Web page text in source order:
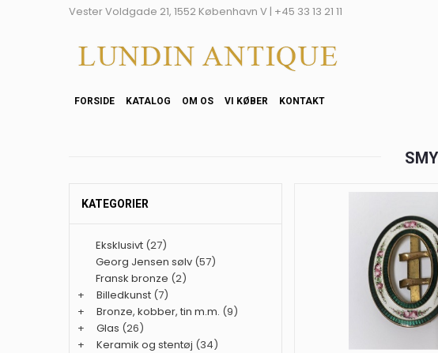
Vester Voldgade 21, 1552 København V | +45 33 13 21 11
FORSIDE KATALOG OM OS VI KØBER KONTAKT
KATEGORIER
Eksklusivt (27)
Georg Jensen sølv (57)
Fransk bronze (2)
+
Billedkunst (7)
+
Bronze, kobber, tin m.m. (9)
+
Glas (26)
+
Keramik og stentøj (34)